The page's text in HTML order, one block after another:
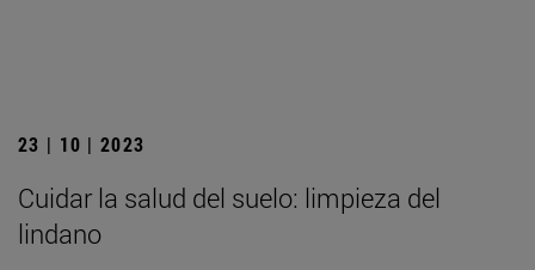
23 | 10 | 2023
Cuidar la salud del suelo: limpieza del
lindano